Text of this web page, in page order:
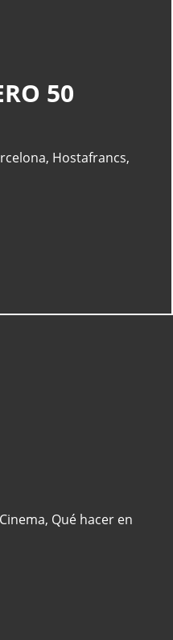
50
, Hostafrancs,
, Qué hacer en